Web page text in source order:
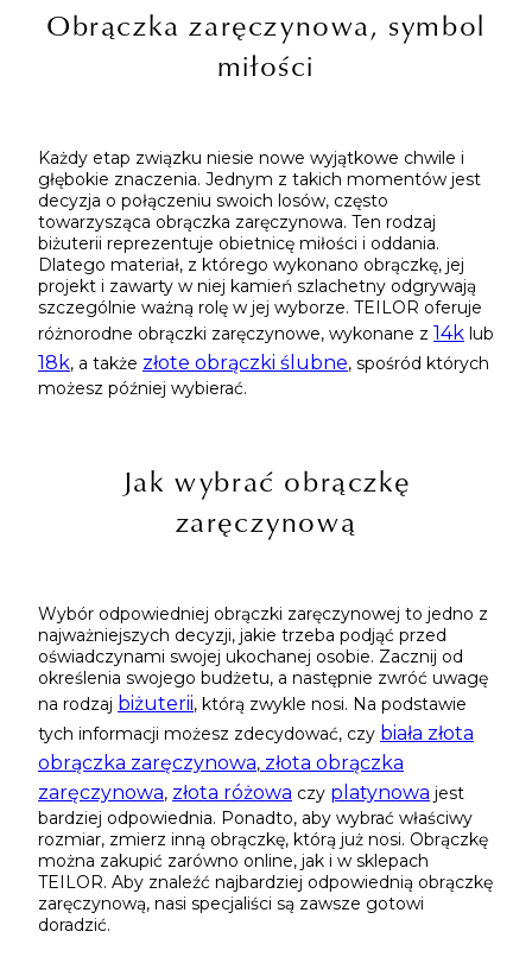
Obrączka zaręczynowa, symbol
miłości
Każdy etap związku niesie nowe wyjątkowe chwile i
głębokie znaczenia. Jednym z takich momentów jest
decyzja o połączeniu swoich losów, często
towarzysząca obrączka zaręczynowa. Ten rodzaj
biżuterii reprezentuje obietnicę miłości i oddania.
Dlatego materiał, z którego wykonano obrączkę, jej
projekt i zawarty w niej kamień szlachetny odgrywają
szczególnie ważną rolę w jej wyborze. TEILOR oferuje
różnorodne obrączki zaręczynowe, wykonane z 14k lub
18k, a także złote obrączki ślubne, spośród których
możesz później wybierać.
Jak wybrać obrączkę
zaręczynową
Wybór odpowiedniej obrączki zaręczynowej to jedno z
najważniejszych decyzji, jakie trzeba podjąć przed
oświadczynami swojej ukochanej osobie. Zacznij od
określenia swojego budżetu, a następnie zwróć uwagę
na rodzaj biżuterii, którą zwykle nosi. Na podstawie
tych informacji możesz zdecydować, czy biała złota
obrączka zaręczynowa, złota obrączka
zaręczynowa, złota różowa czy platynowa jest
bardziej odpowiednia. Ponadto, aby wybrać właściwy
rozmiar, zmierz inną obrączkę, którą już nosi. Obrączkę
można zakupić zarówno online, jak i w sklepach
TEILOR. Aby znaleźć najbardziej odpowiednią obrączkę
zaręczynową, nasi specjaliści są zawsze gotowi
doradzić.